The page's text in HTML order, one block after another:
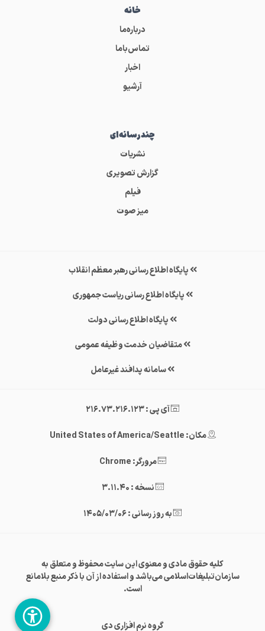
خانه
درباره‌ما
تماس‌باما
اخبار
آرشیو
چندرسانه‌ای
نشریات
گزارش تصویری
فیلم
میز صوت
پایگاه اطلاع رسانی رهبر معظم انقلاب
پایگاه اطلاع رسانی ریاست جمهوری
پایگاه اطلاع رسانی دولت
متقاضیان خدمت وظیفه عمومی
سامانه پدافند غیرعامل
آی پی : 216.73.216.123
مکان: United States of America/Seattle
مرورگر: Chrome
نسخه : 3.11.40
به روز رسانی : 1405/03/06
کلیه حقوق مادی و معنوی این سایت محفوظ و متعلق به
سازمان‌تبلیغات‌اسلامی می‌باشد و استفاده از آن با ذکر منبع بلامانع
است.
گروه نرم افزاری دی